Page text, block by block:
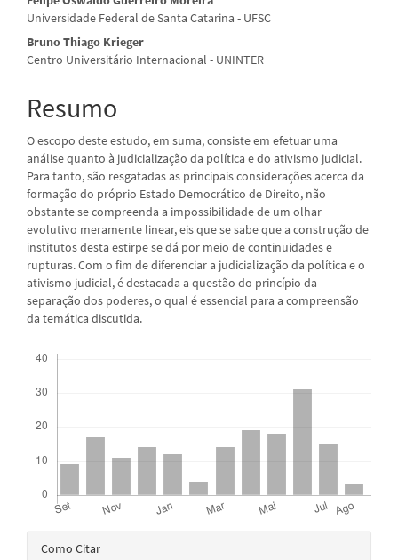
do
artigo
principal
Universidade Federal de Santa Catarina - UFSC
Bruno Thiago Krieger
Centro Universitário Internacional - UNINTER
Resumo
O escopo deste estudo, em suma, consiste em efetuar uma
análise quanto à judicialização da política e do ativismo judicial.
Para tanto, são resgatadas as principais considerações acerca da
formação do próprio Estado Democrático de Direito, não
obstante se compreenda a impossibilidade de um olhar
evolutivo meramente linear, eis que se sabe que a construção de
institutos desta estirpe se dá por meio de continuidades e
rupturas. Com o fim de diferenciar a judicialização da política e o
ativismo judicial, é destacada a questão do princípio da
separação dos poderes, o qual é essencial para a compreensão
da temática discutida.
Detalhes
Como Citar